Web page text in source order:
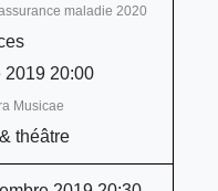
maladie 2020
2019 20:00
Musicae
théâtre